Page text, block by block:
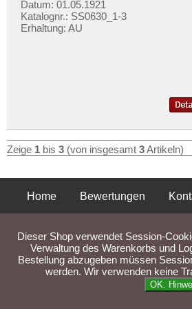
Mehr über...
Zahlungsbedingungen
Impressum
Datum: 01.05.1921
Katalognr.: SS0630_1-3
Erhaltung: AU
Zeige 1 bis 3 (von insgesamt 3Artikeln)
Home Bewertungen
Liefer- und
Dieser Shop verwendet Session-
Verwaltung des Warenkorbs und
Bestellung abzugeben müssen
werden. Wir verwenden keine
OK.